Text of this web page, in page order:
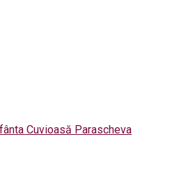
Cuvioasă Parascheva